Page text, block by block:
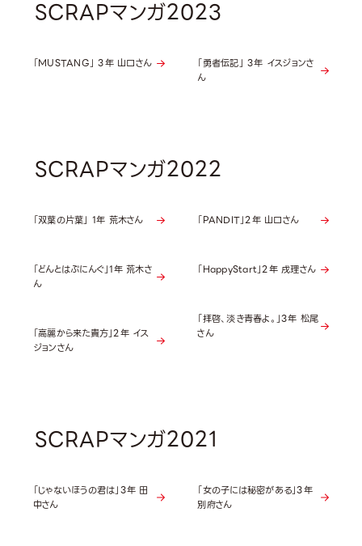
SCRAPマンガ2023
「MUSTANG」 3年 山口さん
「勇者伝記」 3年 イスジョンさ
ん
SCRAPマンガ2022
「双葉の片葉」 1年 荒木さん 「PANDIT」2年 山口さん
「どんとはぷにんぐ」1年 荒木さ
ん
「HappyStart」2年 戌理さん
「拝啓、淡き青春よ。」3年 松尾
さん
「高麗から来た貴方」2年 イス
ジョンさん
SCRAPマンガ2021
「じゃないほうの君は」3年 田
中さん
「女の子には秘密がある」3年
別府さん